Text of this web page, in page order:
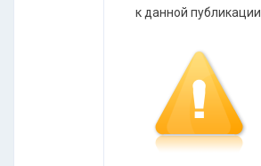
к данной публикации.